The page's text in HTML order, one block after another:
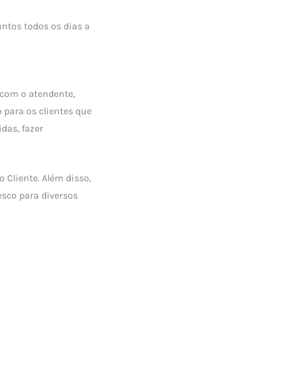
todos os dias a
o atendente,
para os clientes que
fazer
Cliente. Além disso,
para diversos